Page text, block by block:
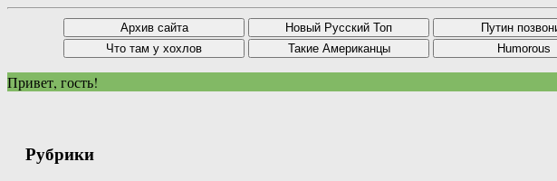
Привет, гость!
Рубрики